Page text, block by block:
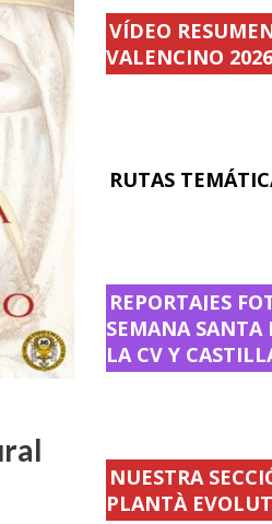
VÍDEO
VALENCINO
RUTAS
REPORTAJES
SEMANA SANTA
LA CV Y
NUESTRA
PLANTÀ